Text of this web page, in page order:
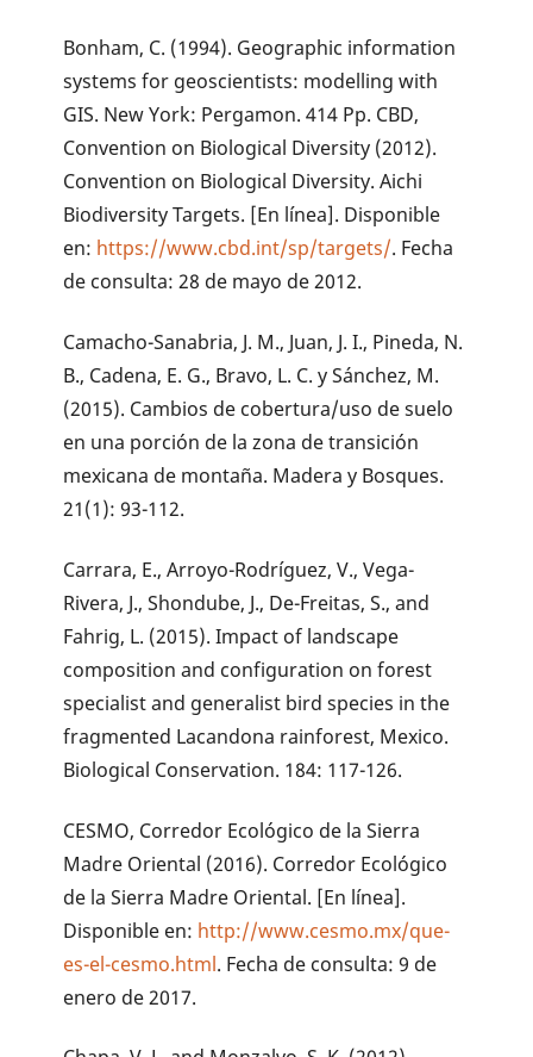
Bonham, C. (1994). Geographic information
systems for geoscientists: modelling with
GIS. New York: Pergamon. 414 Pp. CBD,
Convention on Biological Diversity (2012).
Convention on Biological Diversity. Aichi
Biodiversity Targets. [En línea]. Disponible
en: https://www.cbd.int/sp/targets/. Fecha
de consulta: 28 de mayo de 2012.
Camacho-Sanabria, J. M., Juan, J. I., Pineda, N.
B., Cadena, E. G., Bravo, L. C. y Sánchez, M.
(2015). Cambios de cobertura/uso de suelo
en una porción de la zona de transición
mexicana de montaña. Madera y Bosques.
21(1): 93-112.
Carrara, E., Arroyo-Rodríguez, V., Vega-
Rivera, J., Shondube, J., De-Freitas, S., and
Fahrig, L. (2015). Impact of landscape
composition and configuration on forest
specialist and generalist bird species in the
fragmented Lacandona rainforest, Mexico.
Biological Conservation. 184: 117-126.
CESMO, Corredor Ecológico de la Sierra
Madre Oriental (2016). Corredor Ecológico
de la Sierra Madre Oriental. [En línea].
Disponible en: http://www.cesmo.mx/que-
es-el-cesmo.html. Fecha de consulta: 9 de
enero de 2017.